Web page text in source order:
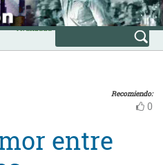
Avanzada
Recomiendo:
0
entre